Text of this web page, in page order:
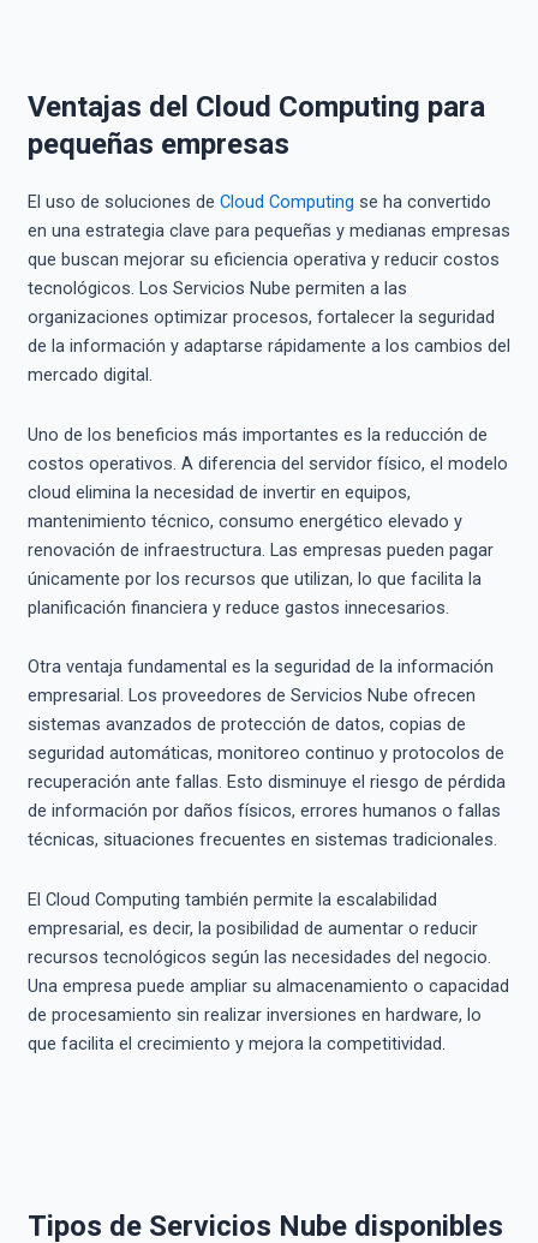
Ventajas del Cloud Computing para
pequeñas empresas
El uso de soluciones de Cloud Computing se ha convertido
en una estrategia clave para pequeñas y medianas empresas
que buscan mejorar su eficiencia operativa y reducir costos
tecnológicos. Los Servicios Nube permiten a las
organizaciones optimizar procesos, fortalecer la seguridad
de la información y adaptarse rápidamente a los cambios del
mercado digital.
Uno de los beneficios más importantes es la reducción de
costos operativos. A diferencia del servidor físico, el modelo
cloud elimina la necesidad de invertir en equipos,
mantenimiento técnico, consumo energético elevado y
renovación de infraestructura. Las empresas pueden pagar
únicamente por los recursos que utilizan, lo que facilita la
planificación financiera y reduce gastos innecesarios.
Otra ventaja fundamental es la seguridad de la información
empresarial. Los proveedores de Servicios Nube ofrecen
sistemas avanzados de protección de datos, copias de
seguridad automáticas, monitoreo continuo y protocolos de
recuperación ante fallas. Esto disminuye el riesgo de pérdida
de información por daños físicos, errores humanos o fallas
técnicas, situaciones frecuentes en sistemas tradicionales.
El Cloud Computing también permite la escalabilidad
empresarial, es decir, la posibilidad de aumentar o reducir
recursos tecnológicos según las necesidades del negocio.
Una empresa puede ampliar su almacenamiento o capacidad
de procesamiento sin realizar inversiones en hardware, lo
que facilita el crecimiento y mejora la competitividad.
Tipos de Servicios Nube disponibles